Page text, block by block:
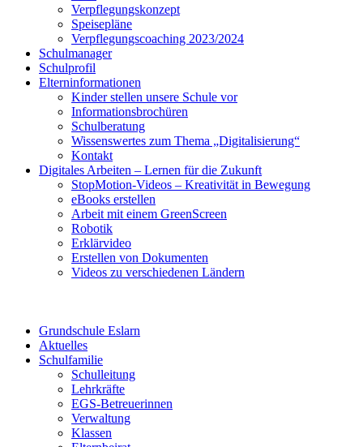
Verpflegungskonzept
Speisepläne
Verpflegungscoaching 2023/2024
Schulmanager
Schulprofil
Elterninformationen
Kinder stellen unsere Schule vor
Informationsbrochüren
Schulberatung
Wissenswertes zum Thema „Digitalisierung“
Kontakt
Digitales Arbeiten – Lernen für die Zukunft
StopMotion-Videos – Kreativität in Bewegung
eBooks erstellen
Arbeit mit einem GreenScreen
Robotik
Erklärvideo
Erstellen von Dokumenten
Videos zu verschiedenen Ländern
Grundschule Eslarn
Aktuelles
Schulfamilie
Schulleitung
Lehrkräfte
EGS-Betreuerinnen
Verwaltung
Klassen